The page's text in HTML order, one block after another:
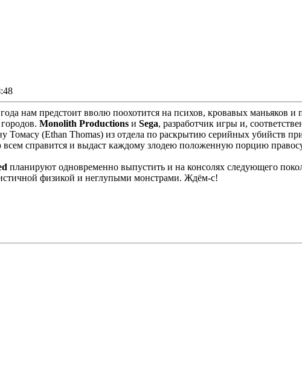
нам предстоит вволю поохотится на психов, кровавых
Monolith Productions и Sega, разработчик игры и,
Томасу (Ethan Thomas) из отдела по раскрытию серийных убийств
всем справится и выдаст каждому злодею положенную порцию
планируют одновременно выпустить и на консолях следующего
физикой и неглупыми монстрами. Ждём-с!